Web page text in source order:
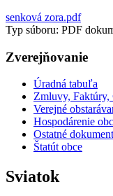
senková zora.pdf
Typ súboru: PDF
Zverejňovanie
Úradná tabuľa
Zmluvy, Faktúry,
Verejné
Hospodárenie
Ostatné
Štatút obce
Sviatok